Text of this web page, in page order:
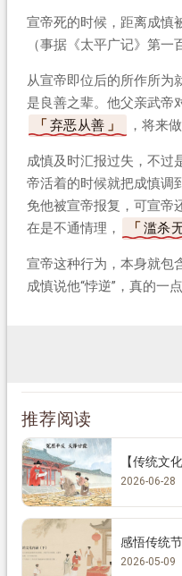
宣帝死的时候，距离成慎
（事据《太平广记》第一
从宣帝即位后的所作所为
是良善之辈。他父亲武帝
弃恶从善
，将来
成慎及时汇报过失，不过
帝活着的时候就把成慎调
免他被宣帝报复，可宣帝
在是不通情理，
滥杀
宣帝这种行为，本身就包
成慎说他“悖逆”，真的一
推荐阅读
【传统文
2026-06-28
感悟传统
2026-05-09